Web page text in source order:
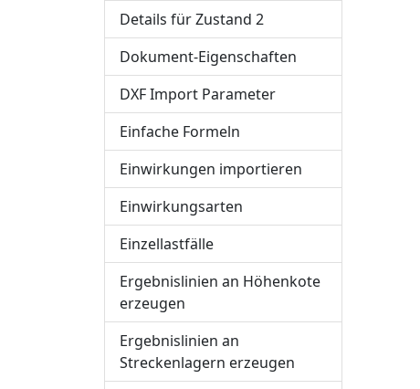
Details für Zustand 2
Dokument-Eigenschaften
DXF Import Parameter
Einfache Formeln
Einwirkungen importieren
Einwirkungsarten
Einzellastfälle
Ergebnislinien an Höhenkote
erzeugen
Ergebnislinien an
Streckenlagern erzeugen